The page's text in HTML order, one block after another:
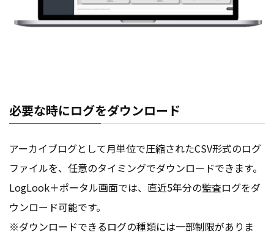
必要な時にログをダウンロード
アーカイブログとして月単位で圧縮されたCSV形式のログ
ファイルを、任意のタイミングでダウンロードできます。
LogLook＋ポータル画面では、直近5年分の監査ログをダ
ウンロード可能です。
※ダウンロードできるログの種類には一部制限がありま